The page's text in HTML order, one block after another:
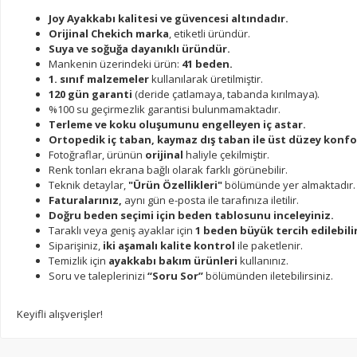
Joy Ayakkabı kalitesi ve güvencesi altındadır.
Orijinal Chekich marka, etiketli üründür.
Suya ve soğuğa dayanıklı üründür.
Mankenin üzerindeki ürün: 41 beden.
1. sınıf malzemelerkullanılarak üretilmiştir.
120 gün garanti (deride çatlamaya, tabanda kırılmaya).
%100 su geçirmezlik garantisi bulunmamaktadır.
Terleme ve koku oluşumunu engelleyen iç astar.
Ortopedik iç taban, kaymaz dış taban ile üst düzey
Fotoğraflar, ürünün orijinal haliyle çekilmiştir.
Renk tonları ekrana bağlı olarak farklı görünebilir.
Teknik detaylar,"Ürün Özellikleri"bölümünde yer almaktadır.
Faturalarınız, aynı gün e-posta ile tarafınıza iletilir.
Doğru beden seçimi için beden tablosunu inceleyiniz.
Taraklı veya geniş ayaklar için 1 beden büyük tercih
Siparişiniz, iki aşamalı kalite kontrol ile paketlenir.
Temizlik için ayakkabı bakım ürünleri kullanınız.
Soru ve taleplerinizi “Soru Sor”bölümünden iletebilirsiniz.
Keyifli alışverişler!